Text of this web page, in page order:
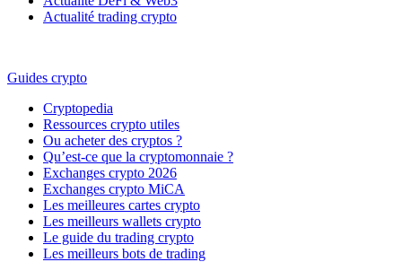
Actualité trading crypto
Guides crypto
Cryptopedia
Ressources crypto utiles
Ou acheter des cryptos ?
Qu’est-ce que la cryptomonnaie ?
Exchanges crypto 2026
Exchanges crypto MiCA
Les meilleures cartes crypto
Les meilleurs wallets crypto
Le guide du trading crypto
Les meilleurs bots de trading